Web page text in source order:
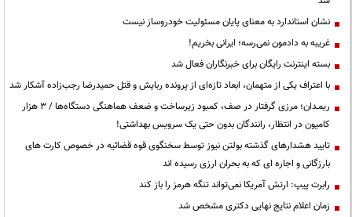
نشان استاندارد به معنای پایان مسئولیت خودروساز نیست
غریبه به دادمون نمی‌رسه؛ ایرانی بخریم!
بسته اینترنت رایگان برای خبرنگاران فعال شد
با اعتراف یکی از متهمان، ابعاد تازه‌ای از پرونده ربایش و قتل حمیدرضا رجب‌زاده آشکار شد
ریمـدان؛ مرزی گرفتار در صف، کمبود زیرساخت و ضعف هماهنگی دستگاه‌ها / ۳ هزار
کامیون در انتظار، رانندگان بدون حتی یک سرویس بهداشتی!
تایید هشدارهای گذشته بولتن نیوز توسط سخنگوی قوه قضائیه در خصوص کارت های
بارزگانی و اجاره ای که به بحران ارزی رسیده اند
رابرت پیپ: ارتش آمریکا نمی‌تواند تنگه هرمز را باز کند
زمان اعلام نتایج نهایی دکتری مشخص شد